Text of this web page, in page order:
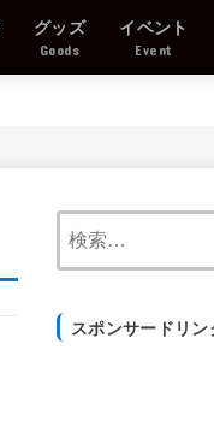
グッズ
Goods
イベント
Event
スポンサードリン